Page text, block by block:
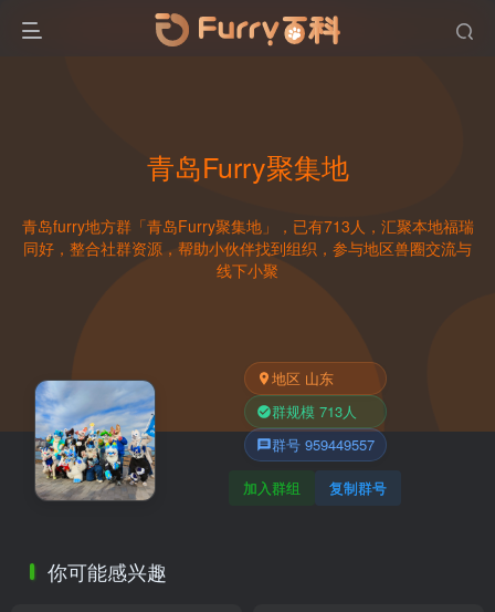
青岛Furry聚集地
青岛furry地方群「青岛Furry聚集地」，已有713人，汇聚本地福瑞
同好，整合社群资源，帮助小伙伴找到组织，参与地区兽圈交流与
线下小聚
地区 山东
群规模 713人
群号 959449557
加入群组 复制群号
你可能感兴趣